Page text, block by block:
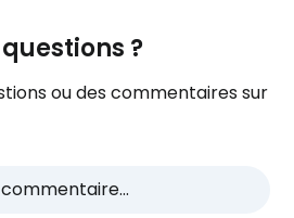
?
ou des commentaires sur